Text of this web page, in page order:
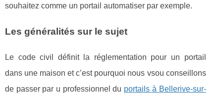
souhaitez comme un portail automatiser par exemple.
Les généralités sur le sujet
Le code civil définit la réglementation pour un portail
dans une maison et c’est pourquoi nous vsou conseillons
de passer par u professionnel du portails à Bellerive-sur-